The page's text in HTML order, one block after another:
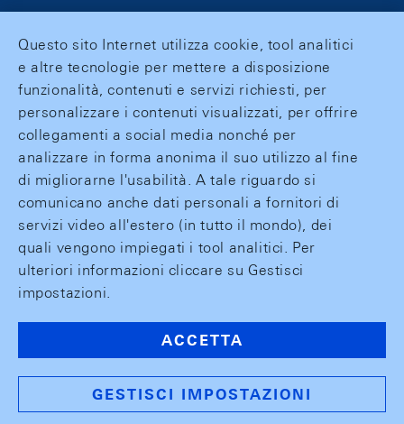
Questo sito Internet utilizza cookie, tool analitici
e altre tecnologie per mettere a disposizione
funzionalità, contenuti e servizi richiesti, per
personalizzare i contenuti visualizzati, per offrire
collegamenti a social media nonché per
analizzare in forma anonima il suo utilizzo al fine
di migliorarne l'usabilità. A tale riguardo si
comunicano anche dati personali a fornitori di
servizi video all'estero (in tutto il mondo), dei
quali vengono impiegati i tool analitici. Per
ulteriori informazioni cliccare su Gestisci
impostazioni.
ACCETTA
GESTISCI IMPOSTAZIONI